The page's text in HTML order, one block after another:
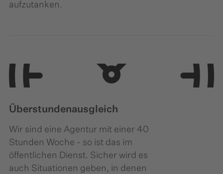
aufzutanken.
Überstundenausgleich
Wir sind eine Agentur mit einer 40
Stunden Woche - so ist das im
öffentlichen Dienst. Sicher wird es
auch Situationen geben, in denen